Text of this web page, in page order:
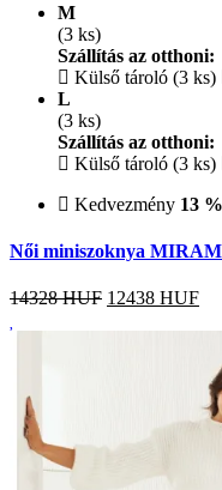
M
(3 ks)
Szállítás az otthoni:
Külső tároló (3 ks)
L
(3 ks)
Szállítás az otthoni:
Külső tároló (3 ks)
Kedvezmény 13 %
Női miniszoknya
14328 HUF 12438 HUF